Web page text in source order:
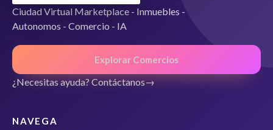
Ciudad Virtual Marketplace - Inmuebles -
Autonomos - Comercio - IA
Explorar Comercios
¿Necesitas ayuda? Contáctanos
NAVEGA